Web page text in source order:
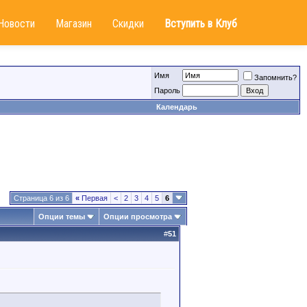
Магазин Скидки Вступить в Клуб
Имя
Запомнить?
Пароль
Календарь
Страница 6 из 6 « Первая < 2 3 4 5 6
Опции темы Опции просмотра
#51